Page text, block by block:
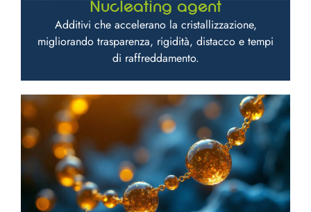
Nucleating agent
Additivi che accelerano la cristallizzazione,
migliorando trasparenza, rigidità, distacco e tempi
di raffreddamento.